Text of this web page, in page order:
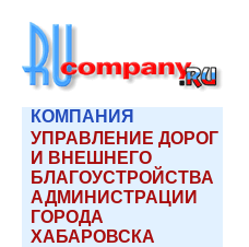
КОМПАНИЯ
УПРАВЛЕНИЕ ДОРОГ
И ВНЕШНЕГО
БЛАГОУСТРОЙСТВА
АДМИНИСТРАЦИИ
ГОРОДА
ХАБАРОВСКА